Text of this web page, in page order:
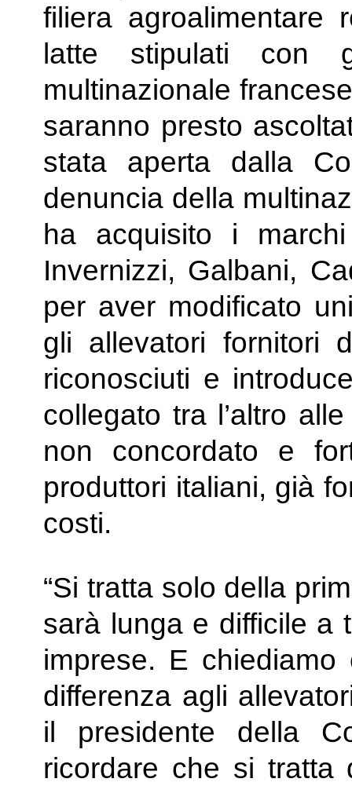
filiera agroalimentare
latte stipulati con
multinazionale
saranno presto
stata aperta dalla
denuncia della
ha acquisito i
Invernizzi, Galbani,
per aver modificato
gli allevatori fornitori
riconosciuti e
collegato tra l’altro
non concordato e
produttori italiani, già
costi.
“Si tratta solo della
sarà lunga e difficile a
imprese. E
differenza agli
il presidente della
ricordare che si tratta